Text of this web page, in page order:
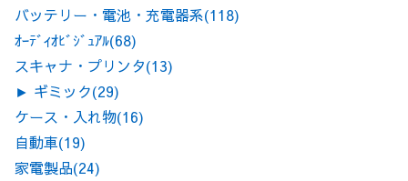
バッテリー・電池・充電器系(118)
ｵｰﾃﾞｨｵﾋﾞｼﾞｭｱﾙ(68)
スキャナ・プリンタ(13)
► ギミック(29)
ケース・入れ物(16)
自動車(19)
家電製品(24)